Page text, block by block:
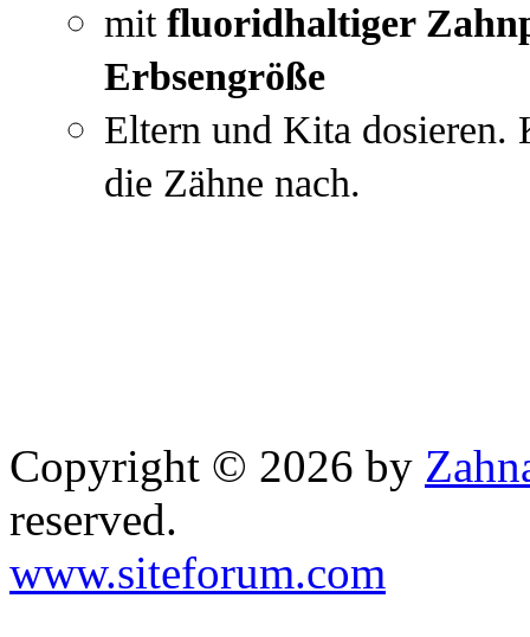
mit fluoridhaltiger
Erbsengröße
Eltern und Kita dosieren.
die Zähne nach.
Copyright © 2026 by
reserved.
www.siteforum.com